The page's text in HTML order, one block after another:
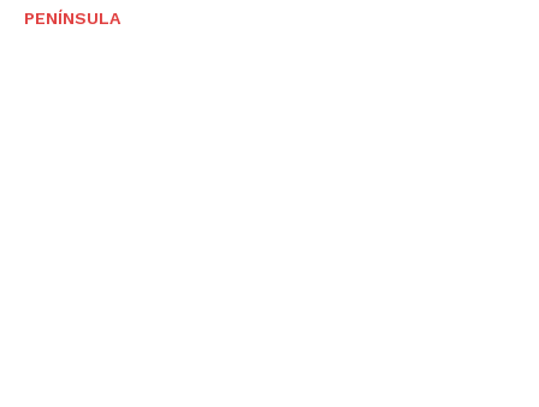
PENÍNSULA